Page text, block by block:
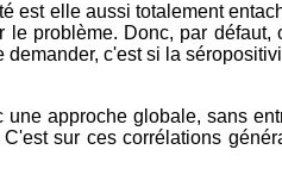
est elle aussi totalement
problème. Donc, par
c'est si la
approche globale, sans
sur ces corrélations